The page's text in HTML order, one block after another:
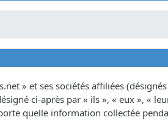
» et ses sociétés affiliées
ci-après par « ils », « eux », «
quelle information collectée